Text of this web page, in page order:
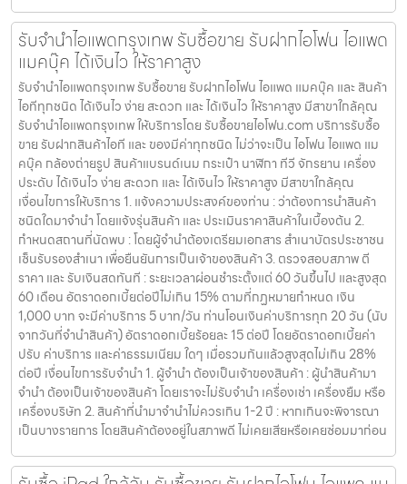
รับจำนำไอแพดกรุงเทพ รับซื้อขาย รับฝากไอโฟน ไอแพด
แมคบุ๊ค ได้เงินไว ให้ราคาสูง
รับจำนำไอแพดกรุงเทพ รับซื้อขาย รับฝากไอโฟน ไอแพด แมคบุ๊ค และ สินค้า
ไอทีทุกชนิด ได้เงินไว ง่าย สะดวก และ ได้เงินไว ให้ราคาสูง มีสาขาใกล้คุณ
รับจำนำไอแพดกรุงเทพ ให้บริการโดย รับซื้อขายไอโฟน.com บริการรับซื้อ
ขาย รับฝากสินค้าไอที และ ของมีค่าทุกชนิด ไม่ว่าจะเป็น ไอโฟน ไอแพด แม
คบุ๊ค กล้องถ่ายรูป สินค้าแบรนด์เนม กระเป๋า นาฬิกา ทีวี จักรยาน เครื่อง
ประดับ ได้เงินไว ง่าย สะดวก และ ได้เงินไว ให้ราคาสูง มีสาขาใกล้คุณ
เงื่อนไขการให้บริการ 1. แจ้งความประสงค์ของท่าน : ว่าต้องการนำสินค้า
ชนิดใดมาจำนำ โดยแจ้งรุ่นสินค้า และ ประเมินราคาสินค้าในเบื้องต้น 2.
กำหนดสถานที่นัดพบ : โดยผู้จำนำต้องเตรียมเอกสาร สำเนาบัตรประชาชน
เซ็นรับรองสำเนา เพื่อยืนยันการเป็นเจ้าของสินค้า 3. ตรวจสอบสภาพ ตี
ราคา และ รับเงินสดทันที : ระยะเวลาผ่อนชำระตั้งแต่ 60 วันขึ้นไป และสูงสุด
60 เดือน อัตราดอกเบี้ยต่อปีไม่เกิน 15% ตามที่กฏหมายกำหนด เงิน
1,000 บาท จะมีค่าบริการ 5 บาท/วัน ท่านโอนเงินค่าบริการทุก 20 วัน (นับ
จากวันที่จำนำสินค้า) อัตราดอกเบี้ยร้อยละ 15 ต่อปี โดยอัตราดอกเบี้ยค่า
ปรับ ค่าบริการ และค่าธรรมเนียม ใดๆ เมื่อรวมกันแล้วสูงสุดไม่เกิน 28%
ต่อปี เงื่อนไขการรับจำนำ 1. ผู้จำนำ ต้องเป็นเจ้าของสินค้า : ผู้นำสินค้ามา
จำนำ ต้องเป็นเจ้าของสินค้า โดยเราจะไม่รับจำนำ เครื่องเช่า เครื่องยืม หรือ
เครื่องบริษัท 2. สินค้าที่นำมาจำนำไม่ควรเกิน 1-2 ปี : หากเกินจะพิจารณา
เป็นบางรายการ โดยสินค้าต้องอยู่ในสภาพดี ไม่เคยเสียหรือเคยซ่อมมาก่อน